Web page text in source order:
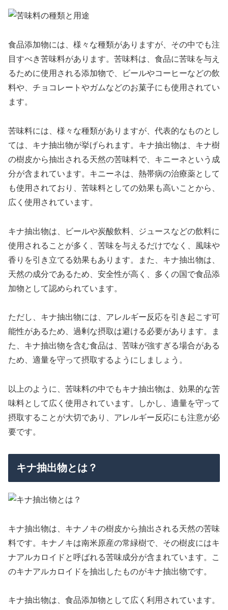
食品添加物には、様々な種類がありますが、その中でも注
目すべき苦味料があります。苦味料は、食品に苦味を与え
るために使用される添加物で、ビールやコーヒーなどの飲
料や、チョコレートやガムなどのお菓子にも使用されてい
ます。
苦味料には、様々な種類がありますが、代表的なものとし
ては、キナ抽出物が挙げられます。キナ抽出物は、キナ樹
の樹皮から抽出される天然の苦味料で、キニーネという成
分が含まれています。キニーネは、熱帯病の治療薬として
も使用されており、苦味料としての効果も高いことから、
広く使用されています。
キナ抽出物は、ビールや炭酸飲料、ジュースなどの飲料に
使用されることが多く、苦味を与えるだけでなく、風味や
香りを引き立てる効果もあります。また、キナ抽出物は、
天然の成分であるため、安全性が高く、多くの国で食品添
加物として認められています。
ただし、キナ抽出物には、アレルギー反応を引き起こす可
能性があるため、過剰な摂取は避ける必要があります。ま
た、キナ抽出物を含む食品は、苦味が強すぎる場合がある
ため、適量を守って摂取するようにしましょう。
以上のように、苦味料の中でもキナ抽出物は、効果的な苦
味料として広く使用されています。しかし、適量を守って
摂取することが大切であり、アレルギー反応にも注意が必
要です。
キナ抽出物とは？
キナ抽出物は、キナノキの樹皮から抽出される天然の苦味
料です。キナノキは南米原産の常緑樹で、その樹皮にはキ
ナアルカロイドと呼ばれる苦味成分が含まれています。こ
のキナアルカロイドを抽出したものがキナ抽出物です。
キナ抽出物は、食品添加物として広く利用されています。